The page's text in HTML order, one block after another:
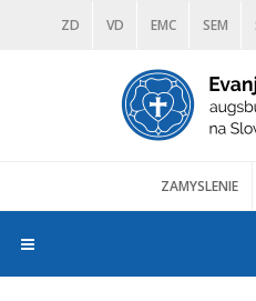
ZD VD EMC SEM
DIAKONIA ŠKOLY
ZAMYSLENIE